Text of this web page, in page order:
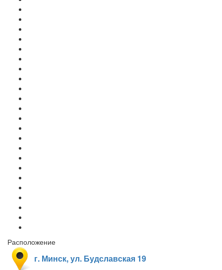
Расположение
г. Минск, ул. Будславская 19